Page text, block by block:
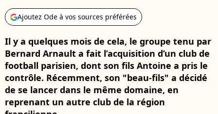
Ajoutez Ode à vos sources préférées
Il y a quelques mois de cela, le groupe tenu par
Bernard Arnault a fait l’acquisition d’un club de
football parisien, dont son fils Antoine a pris le
contrôle. Récemment, son "beau-fils" a décidé
de se lancer dans le même domaine, en
reprenant un autre club de la région